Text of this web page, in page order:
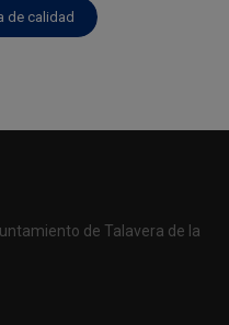
de calidad
de Talavera de la